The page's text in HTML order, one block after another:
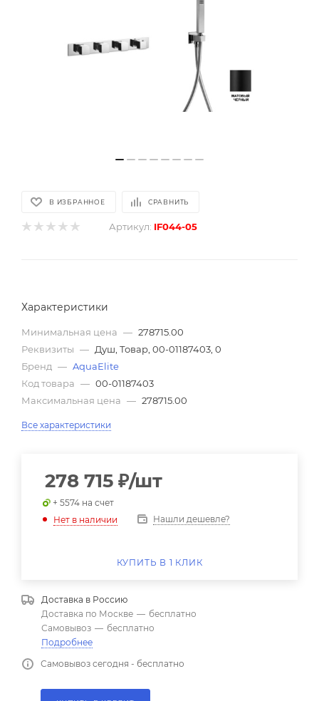
В ИЗБРАННОЕ СРАВНИТЬ
Артикул: IF044-05
Характеристики
Минимальная цена — 278715.00
Реквизиты — Душ, Товар, 00-01187403, 0
Бренд — AquaElite
Код товара — 00-01187403
Максимальная цена — 278715.00
Все характеристики
278 715 ₽/шт
+ 5574 на счет
Нет в наличии
Нашли дешевле?
КУПИТЬ В 1 КЛИК
Доставка в Россию
Доставка по Москве — бесплатно
Самовывоз — бесплатно
Подробнее
Самовывоз сегодня - бесплатно